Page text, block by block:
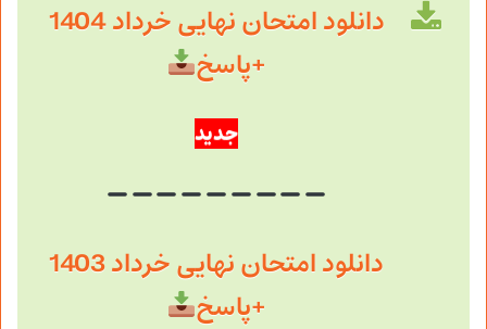
دانلود امتحان نهایی خرداد 1404
+پاسخ
جدید
دانلود امتحان نهایی خرداد 1403
+پاسخ